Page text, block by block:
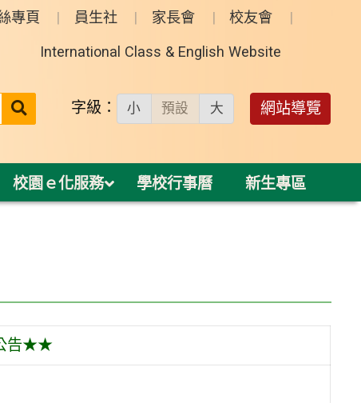
專頁 員生社 家長會 校友會
International Class & English Website
送出 字級： 小 預設 大 網站導覽
校園ｅ化服務 學校行事曆 新生專區
告★★